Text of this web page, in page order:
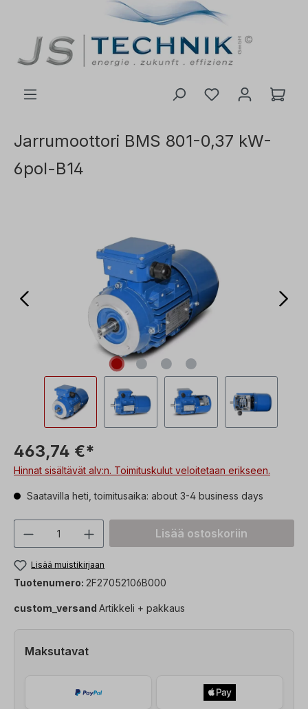
Jarrumoottori BMS 801-0,37 kW-
6pol-B14
463,74 €*
Hinnat sisältävät alv:n. Toimituskulut veloitetaan erikseen.
Saatavilla heti, toimitusaika: about 3-4 business days
Tuotteen määrä: Syötä haluttu arvo tai
Lisää ostoskoriin
Lisää muistikirjaan
Tuotenumero: 2F27052106B000
custom_versand Artikkeli + pakkaus
Maksutavat